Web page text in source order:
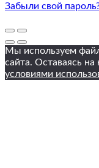
Забыли свой
Мы используем
сайта. Оставаясь
условиями